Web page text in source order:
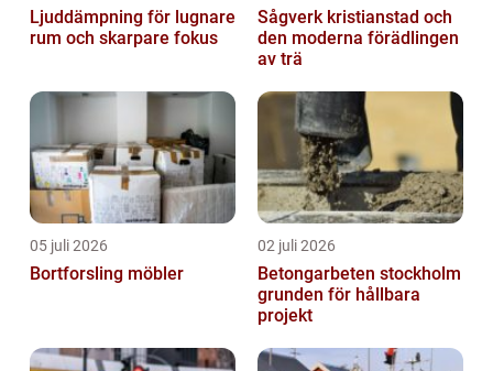
Ljuddämpning för lugnare
rum och skarpare fokus
Sågverk kristianstad och
den moderna förädlingen
av trä
05 juli 2026
Bortforsling möbler
02 juli 2026
Betongarbeten stockholm
grunden för hållbara
projekt